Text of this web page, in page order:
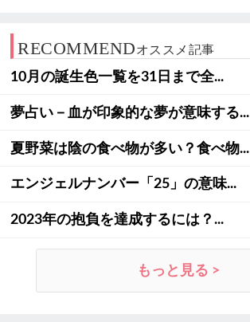
RECOMMENDオススメ記事
10月の誕生色一覧を31日まで全...
夢占い－血が印象的な夢が意味する...
夏野菜は陰の食べ物が多い？食べ物...
エンジェルナンバー「25」の意味...
2023年の抱負を達成するには？...
もっと見る >